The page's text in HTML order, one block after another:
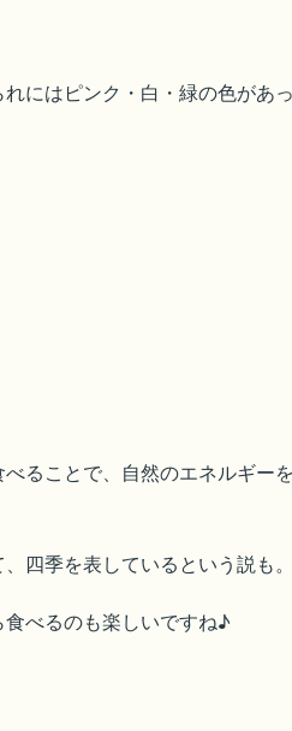
にはピンク・白・緑の色があ
ることで、自然のエネルギー
四季を表しているという説も。
べるのも楽しいですね♪